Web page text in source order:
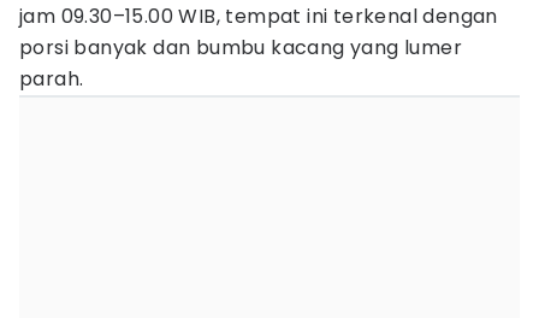
jam 09.30–15.00 WIB, tempat ini terkenal dengan
porsi banyak dan bumbu kacang yang lumer
parah.